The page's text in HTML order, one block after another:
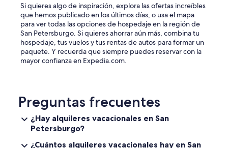
Si quieres algo de inspiración, explora las ofertas increíbles
que hemos publicado en los últimos días, o usa el mapa
para ver todas las opciones de hospedaje en la región de
San Petersburgo. Si quieres ahorrar aún más, combina tu
hospedaje, tus vuelos y tus rentas de autos para formar un
paquete. Y recuerda que siempre puedes reservar con la
mayor confianza en Expedia.com.
Preguntas frecuentes
¿Hay alquileres vacacionales en San
Petersburgo?
¿Cuántos alquileres vacacionales hay en San